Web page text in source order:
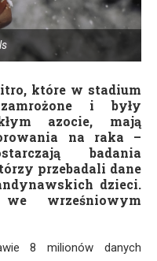
które w stadium
i były
azocie, mają
na raka –
badania
przebadali dane
dzieci.
wrześniowym
8 milionów danych